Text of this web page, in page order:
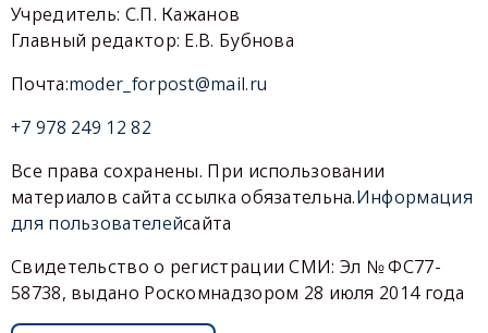
Учредитель: С.П. Кажанов
Главный редактор: Е.В. Бубнова
Почта:moder_forpost@mail.ru
+7 978 249 12 82
Все права сохранены. При использовании
материалов сайта ссылка обязательна.Информация
для пользователейсайта
Свидетельство о регистрации СМИ: Эл № ФС77-
58738, выдано Роскомнадзором 28 июля 2014 года